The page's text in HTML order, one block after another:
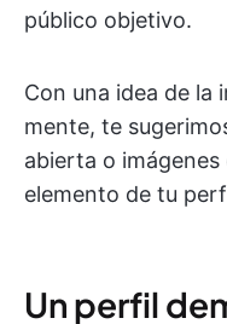
público objetivo.
Con una idea de la
mente, te
abierta o
elemento de tu
Un perfil